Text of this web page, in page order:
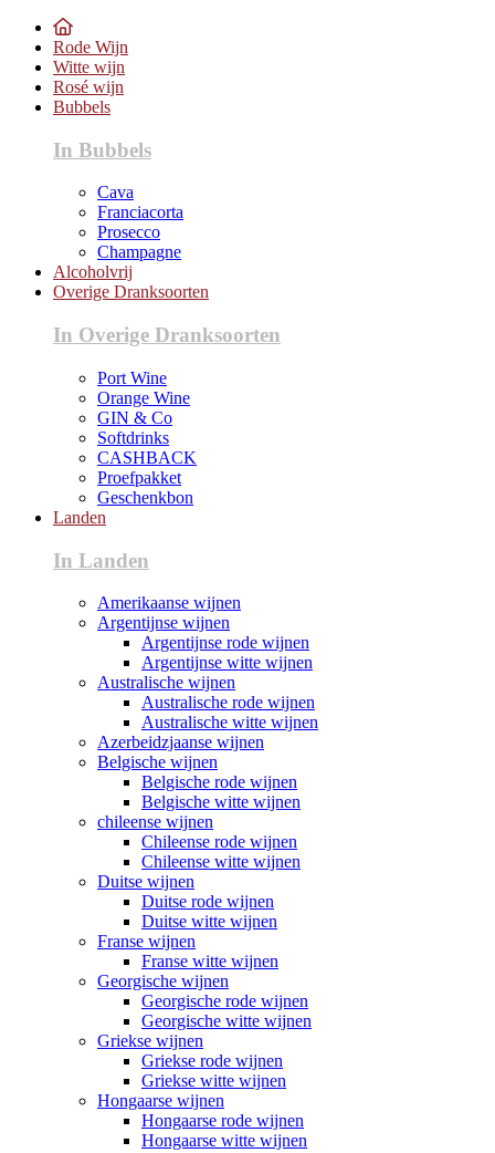
Rode Wijn
Witte wijn
Rosé wijn
Bubbels
In Bubbels
Cava
Franciacorta
Prosecco
Champagne
Alcoholvrij
Overige Dranksoorten
In Overige Dranksoorten
Port Wine
Orange Wine
GIN & Co
Softdrinks
CASHBACK
Proefpakket
Geschenkbon
Landen
In Landen
Amerikaanse wijnen
Argentijnse wijnen
Argentijnse rode wijnen
Argentijnse witte wijnen
Australische wijnen
Australische rode wijnen
Australische witte wijnen
Azerbeidzjaanse wijnen
Belgische wijnen
Belgische rode wijnen
Belgische witte wijnen
chileense wijnen
Chileense rode wijnen
Chileense witte wijnen
Duitse wijnen
Duitse rode wijnen
Duitse witte wijnen
Franse wijnen
Franse witte wijnen
Georgische wijnen
Georgische rode wijnen
Georgische witte wijnen
Griekse wijnen
Griekse rode wijnen
Griekse witte wijnen
Hongaarse wijnen
Hongaarse rode wijnen
Hongaarse witte wijnen